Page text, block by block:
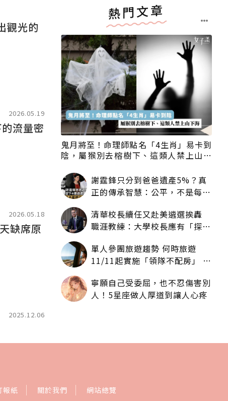
觀光的
2026.05.19
流量密
2026.05.18
缺席原
2025.12.06
熱門文章
鬼月將至！命理師點名「4生肖」易卡到
陰，屬猴別去榕樹下、這類人禁上山下
謝霆鋒只分到爸爸遺產5%？真
正的傳承智慧：公平，不是每個
清華校長續任又赴美遴選挨轟
職涯教練：大學校長應有「探
單人參團旅遊趨勢 何時旅遊
11/11起實施「領隊不配房」 落
寧願自己受委屈，也不忍傷害別
人！5星座做人厚道到讓人心疼
報紙 關於我們 網站總覽